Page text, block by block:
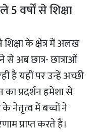
वर्षों से शिक्षा
के क्षेत्र में अलख
अब छात्र- छात्राओं
है यहीं पर उन्हें अच्छी
का प्रदर्शन हमेशा से
नेतृत्व में बच्चों ने
प्राप्त करते हैं।